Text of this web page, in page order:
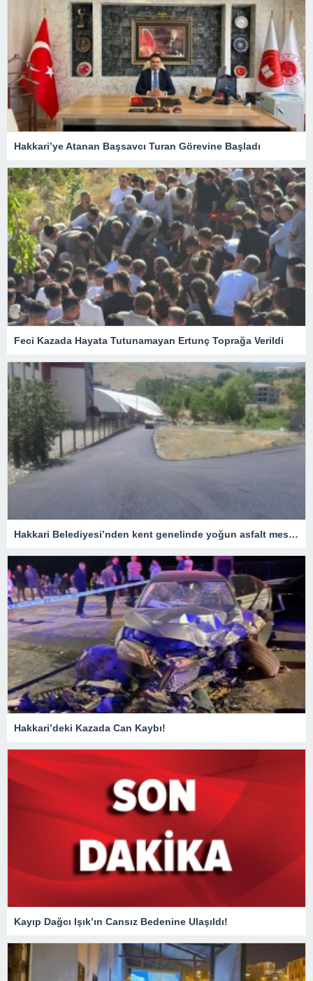
Hakkari’ye Atanan Başsavcı Turan Görevine Başladı
Feci Kazada Hayata Tutunamayan Ertunç Toprağa Verildi
Hakkari Belediyesi’nden kent genelinde yoğun asfalt mesaisi
Hakkari’deki Kazada Can Kaybı!
Kayıp Dağcı Işık’ın Cansız Bedenine Ulaşıldı!